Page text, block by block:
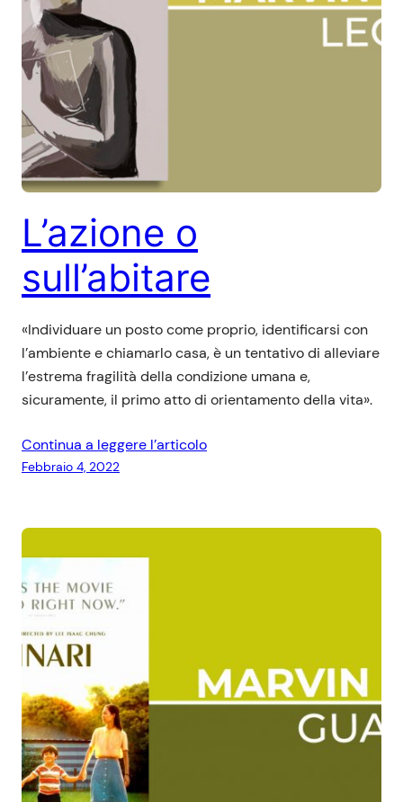
L’azione o
sull’abitare
«Individuare un posto come proprio, identificarsi con
l’ambiente e chiamarlo casa, è un tentativo di alleviare
l’estrema fragilità della condizione umana e,
sicuramente, il primo atto di orientamento della vita».
Continua a leggere l’articolo
Febbraio 4, 2022